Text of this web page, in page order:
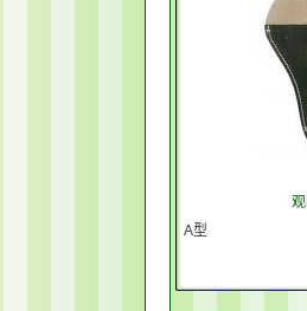
A型